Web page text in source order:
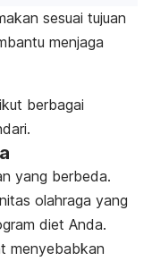
sesuai tujuan
menjaga
berbagai
yang berbeda.
olahraga yang
diet Anda.
menyebabkan